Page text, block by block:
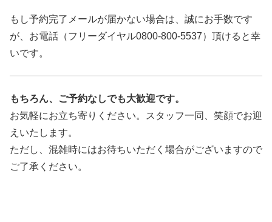
もし予約完了メールが届かない場合は、誠にお手数です
が、お電話（フリーダイヤル0800-800-5537）頂けると幸
いです。
もちろん、ご予約なしでも大歓迎です。
お気軽にお立ち寄りください。スタッフ一同、笑顔でお迎
えいたします。
ただし、混雑時にはお待ちいただく場合がございますので
ご了承ください。